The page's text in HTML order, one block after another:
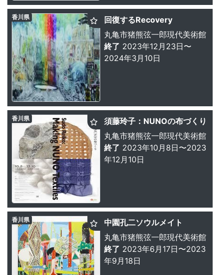
回復するRecovery
丸亀市猪熊弦一郎現代美術館
終了 2023年12月23日〜
2024年3月10日
香川県
須藤玲子：NUNOの布づくり
丸亀市猪熊弦一郎現代美術館
終了 2023年10月8日〜2023
年12月10日
香川県
中園孔二ソウルメイト
丸亀市猪熊弦一郎現代美術館
終了 2023年6月17日〜2023
年9月18日
香川県